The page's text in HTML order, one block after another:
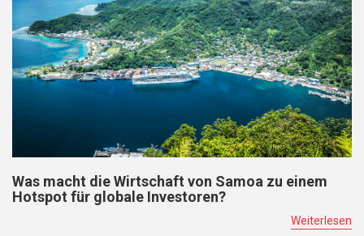
Was macht die Wirtschaft von Samoa zu einem
Hotspot für globale Investoren?
Weiterlesen